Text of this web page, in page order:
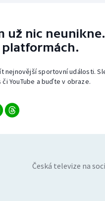
už nic
platformách.
nejnovější sportovní události.
YouTube a buďte v obraze.
Česká televize na